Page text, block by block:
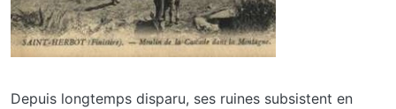
Depuis longtemps disparu, ses ruines subsistent en